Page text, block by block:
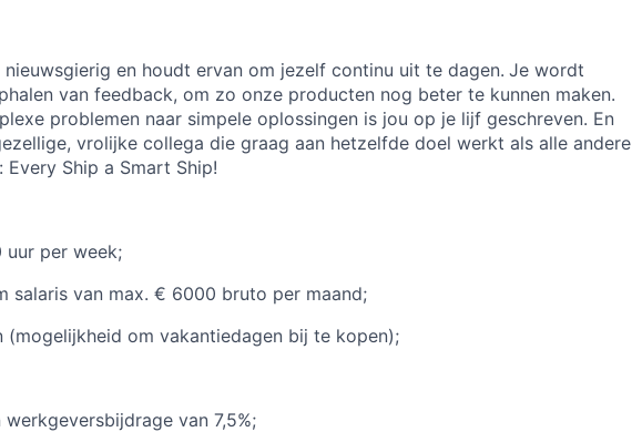
en houdt ervan om jezelf continu uit te dagen. Je wordt
van feedback, om zo onze producten nog beter te kunnen maken.
problemen naar simpele oplossingen is jou op je lijf geschreven. En
vrolijke collega die graag aan hetzelfde doel werkt als alle andere
Every Ship a Smart Ship!
uur per week;
salaris van max. € 6000 bruto per maand;
(mogelijkheid om vakantiedagen bij te kopen);
werkgeversbijdrage van 7,5%;